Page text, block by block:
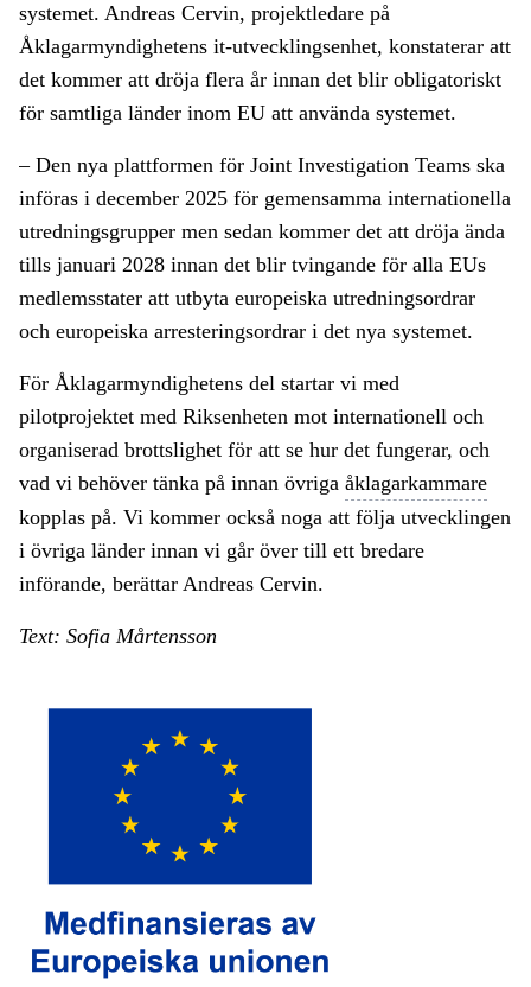
systemet. Andreas Cervin, projektledare på
Åklagarmyndighetens it-utvecklingsenhet, konstaterar att
det kommer att dröja flera år innan det blir obligatoriskt
för samtliga länder inom EU att använda systemet.
– Den nya plattformen för Joint Investigation Teams ska
införas i december 2025 för gemensamma internationella
utredningsgrupper men sedan kommer det att dröja ända
tills januari 2028 innan det blir tvingande för alla EUs
medlemsstater att utbyta europeiska utredningsordrar
och europeiska arresteringsordrar i det nya systemet.
För Åklagarmyndighetens del startar vi med
pilotprojektet med Riksenheten mot internationell och
organiserad brottslighet för att se hur det fungerar, och
vad vi behöver tänka på innan övriga åklagarkammare
kopplas på. Vi kommer också noga att följa utvecklingen
i övriga länder innan vi går över till ett bredare
införande, berättar Andreas Cervin.
Text: Sofia Mårtensson